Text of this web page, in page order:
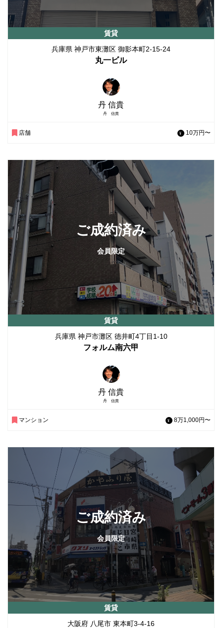
賃貸
兵庫県 神戸市東灘区 御影本町2-15-24
丸一ビル
丹 信貴
丹 信貴
店舗 10万円〜
ご成約済み
会員限定
賃貸
兵庫県 神戸市灘区 徳井町4丁目1-10
フォルム南六甲
丹 信貴
丹 信貴
マンション 8万1,000円〜
ご成約済み
会員限定
賃貸
大阪府 八尾市 東本町3-4-16